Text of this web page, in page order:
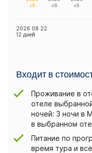
2026 08 22
12 дней
Входит в
Проживание в
отеле
ночей: 3 ночи в
в выбранном
Питание по
время тура и